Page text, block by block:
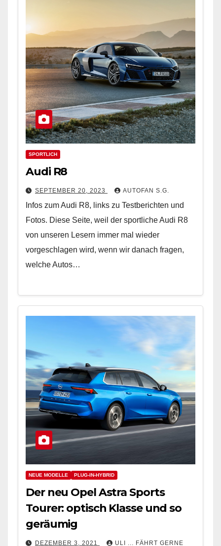
SPORTLICH
Audi R8
SEPTEMBER 20, 2023 AUTOFAN S.G.
Infos zum Audi R8, links zu Testberichten und
Fotos. Diese Seite, weil der sportliche Audi R8
von unseren Lesern immer mal wieder
vorgeschlagen wird, wenn wir danach fragen,
welche Autos…
NEUE MODELLE PLUG-IN-HYBRID
Der neu Opel Astra Sports
Tourer: optisch Klasse und so
geräumig
DEZEMBER 3, 2021 ULI ... FÄHRT GERNE